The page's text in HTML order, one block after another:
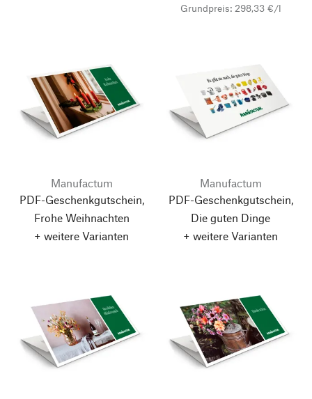
Grundpreis: 298,33 €/l
Manufactum
PDF-Geschenkgutschein,
Frohe Weihnachten
+ weitere Varianten
Manufactum
PDF-Geschenkgutschein,
Die guten Dinge
+ weitere Varianten